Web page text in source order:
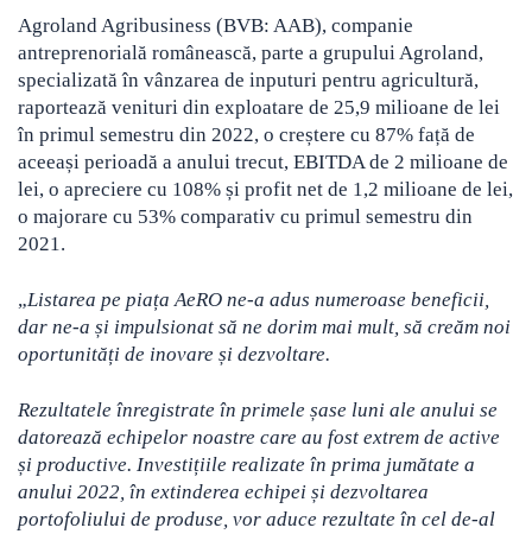
Agroland Agribusiness (BVB: AAB), companie
antreprenorială românească, parte a grupului Agroland,
specializată în vânzarea de inputuri pentru agricultură,
raportează venituri din exploatare de 25,9 milioane de lei
în primul semestru din 2022, o creștere cu 87% față de
aceeași perioadă a anului trecut, EBITDA de 2 milioane de
lei, o apreciere cu 108% și profit net de 1,2 milioane de lei,
o majorare cu 53% comparativ cu primul semestru din
2021.
„Listarea pe piața AeRO ne-a adus numeroase beneficii,
dar ne-a și impulsionat să ne dorim mai mult, să creăm noi
oportunități de inovare și dezvoltare.
Rezultatele înregistrate în primele șase luni ale anului se
datorează echipelor noastre care au fost extrem de active
și productive. Investițiile realizate în prima jumătate a
anului 2022, în extinderea echipei și dezvoltarea
portofoliului de produse, vor aduce rezultate în cel de-al